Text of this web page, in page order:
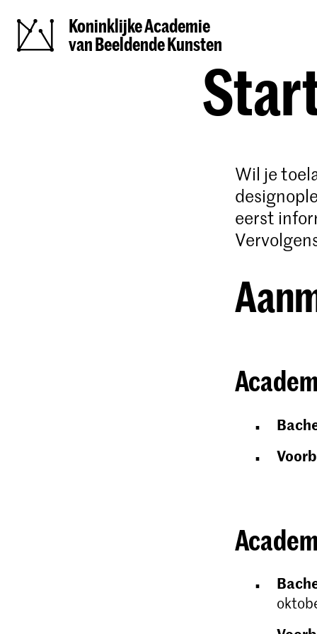
Koninklijke Academie
van Beeldende Kunsten
Wil je
eerst